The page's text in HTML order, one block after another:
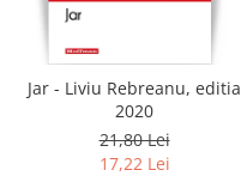
Jar - Liviu Rebreanu, editia
2020
21,80 Lei
17,22 Lei